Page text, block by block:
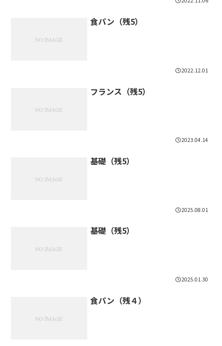
食パン（残5）
2022.12.01
フランス（残5）
2023.04.14
基礎（残5）
2025.08.01
基礎（残5）
2025.01.30
食パン（残４）